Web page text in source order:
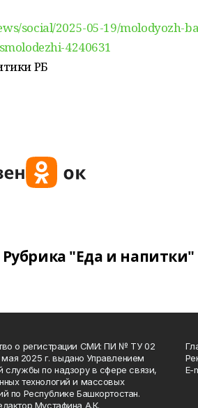
social/2025-05-19/molodyozh-
4240631
РБ
Рубрика "Еда и напитки"
о регистрации СМИ: ПИ № ТУ 02
мая 2025 г. выдано Управлением
службы по надзору в сфере связи,
технологий и массовых
по Республике Башкортостан.
Мустафина А.К.
Е-